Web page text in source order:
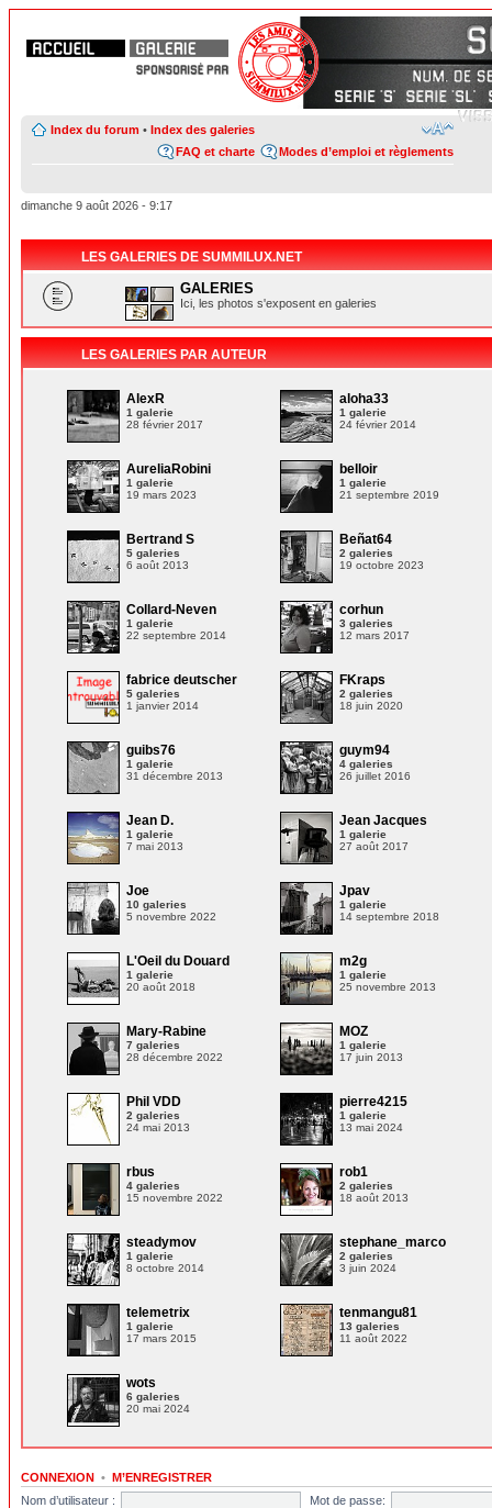
Index du forum • Index des galeries
Modes d’emploi et règlements
FAQ et charte
dimanche 9 août 2026 - 9:17
LES GALERIES DE SUMMILUX.NET
GALERIES
Ici, les photos s'exposent en galeries
LES GALERIES PAR AUTEUR
AlexR
1 galerie
28 février 2017
aloha33
1 galerie
24 février 2014
AureliaRobini
1 galerie
19 mars 2023
belloir
1 galerie
21 septembre 2019
Bertrand S
5 galeries
6 août 2013
Beñat64
2 galeries
19 octobre 2023
Collard-Neven
1 galerie
22 septembre 2014
corhun
3 galeries
12 mars 2017
fabrice deutscher
5 galeries
1 janvier 2014
FKraps
2 galeries
18 juin 2020
guibs76
1 galerie
31 décembre 2013
guym94
4 galeries
26 juillet 2016
Jean D.
1 galerie
7 mai 2013
Jean Jacques
1 galerie
27 août 2017
Joe
10 galeries
5 novembre 2022
Jpav
1 galerie
14 septembre 2018
L'Oeil du Douard
1 galerie
20 août 2018
m2g
1 galerie
25 novembre 2013
Mary-Rabine
7 galeries
28 décembre 2022
MOZ
1 galerie
17 juin 2013
Phil VDD
2 galeries
24 mai 2013
pierre4215
1 galerie
13 mai 2024
rbus
4 galeries
15 novembre 2022
rob1
2 galeries
18 août 2013
steadymov
1 galerie
8 octobre 2014
stephane_marco
2 galeries
3 juin 2024
telemetrix
1 galerie
17 mars 2015
tenmangu81
13 galeries
11 août 2022
wots
6 galeries
20 mai 2024
CONNEXION • M’ENREGISTRER
Nom d’utilisateur :
Mot de passe: